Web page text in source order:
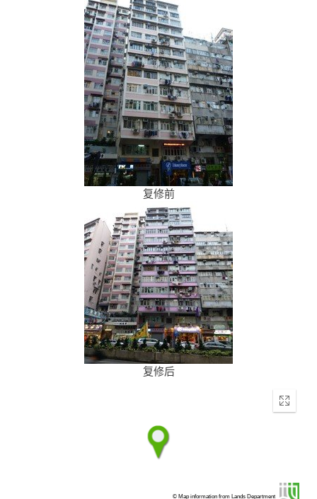
复修前
复修后
Enter
© Map information from Lands Department